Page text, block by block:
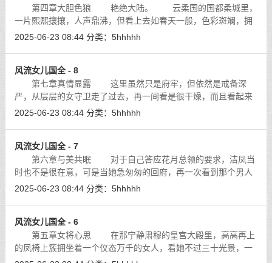
第四章大胆色狼 艳绝大陆。 云柔国的国都柔城里，
一片熙熙攘攘，人声鼎沸，但看上去如春天一般，色彩斑斓，拥
挤的人群里竟然大多数的都是女人，不，是几乎没有看到男人的
2025-06-23 08:44 分类： 5hhhhh
风流女儿国全 - 8
第七章真情显露 这里虽然只是府牢，但依然是戒备深
严，从层层的女守卫走了过去，再一间看是很干燥，而且看起来
最为顺眼的那个牢笼前，洁鹰作了一个请的手势，「不好意思，
2025-06-23 08:44 分类： 5hhhhh
风流女儿国全 - 7
第六章与美共眠 对于自己答应花月总领的要求，洁凤当
时也不是很在意，可是当她急匆匆的回府，再一次看到那个男人
的时候，她的心怦然心动，竟然有些后悔了，我真的要把这个男
2025-06-23 08:44 分类： 5hhhhh
风流女儿国全 - 6
第五章女将心思 在那宁静肃穆的皇宫大殿里，高高再上
的凤椅上簇拥坐着一个仪态万千的女人，看她不过三十光景，一
双幽幽透亮的凤目带着一种精明的智睿之光，此时正目不转睛地